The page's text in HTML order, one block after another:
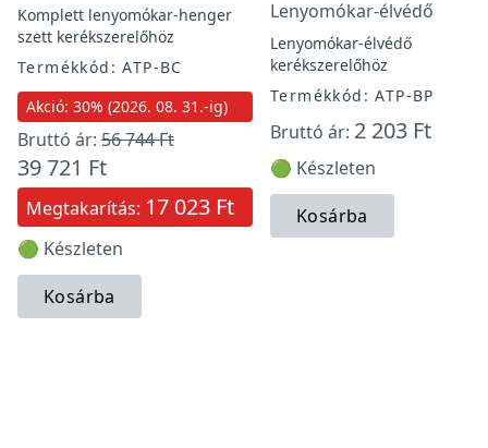
Komplett lenyomókar-henger
szett kerékszerelőhöz
Termékkód: ATP-BC
Akció: 30% (2026. 08. 31.-ig)
Bruttó ár: 56 744 Ft
39 721 Ft
Megtakarítás: 17 023 Ft
🟢 Készleten
Kosárba
Lenyomókar-élvédő
Lenyomókar-élvédő
kerékszerelőhöz
Termékkód: ATP-BP
Bruttó ár: 2 203 Ft
🟢 Készleten
Kosárba